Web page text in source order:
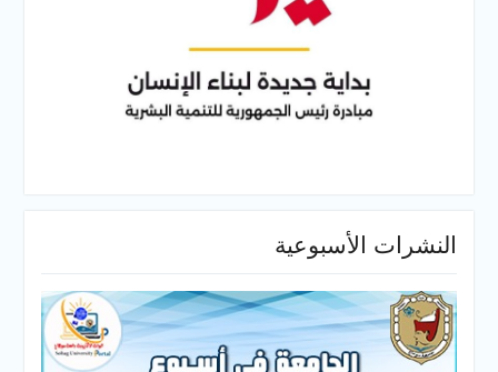
النشرات الأسبوعية